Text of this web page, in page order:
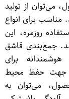
می‌توان از تولید
مناسب برای انواع
روزمره، این
جمع‌بندی قاشق
برای
جهت حفظ محیط
می‌توان به